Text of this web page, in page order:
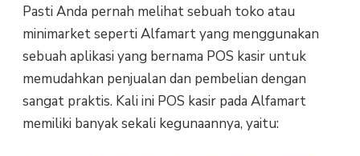
Pasti Anda pernah melihat sebuah toko atau
minimarket seperti Alfamart yang menggunakan
sebuah aplikasi yang bernama POS kasir untuk
memudahkan penjualan dan pembelian dengan
sangat praktis. Kali ini POS kasir pada Alfamart
memiliki banyak sekali kegunaannya, yaitu: